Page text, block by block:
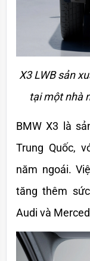
X3 LWB sản
tại một nhà
BMW X3 là
Trung Quốc,
năm ngoái.
tăng thêm
Audi và